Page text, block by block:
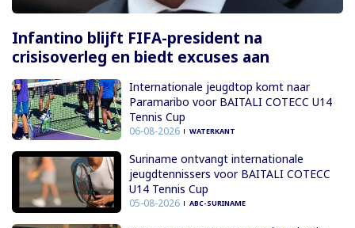
Infantino blijft FIFA-president na
crisisoverleg en biedt excuses aan
Internationale jeugdtop komt naar
Paramaribo voor BAITALI COTECC U14
Tennis Cup
06-08-2026 WATERKANT
Suriname ontvangt internationale
jeugdtennissers voor BAITALI COTECC
U14 Tennis Cup
05-08-2026 ABC-SURINAME